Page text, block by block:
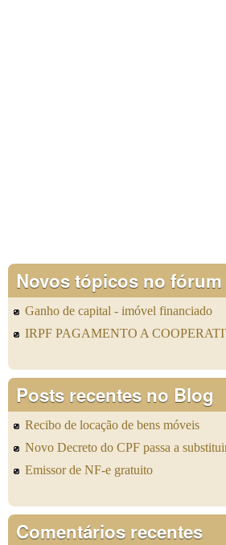
Novos tópicos no fórum
Ganho de capital - imóvel financiado
IRPF PAGAMENTO A
Posts recentes no Blog
Recibo de locação de bens móveis
Novo Decreto do CPF passa a
Emissor de NF-e gratuito
Comentários recentes